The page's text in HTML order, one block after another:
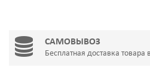
САМОВЫВОЗ
Бесплатная доставка товара